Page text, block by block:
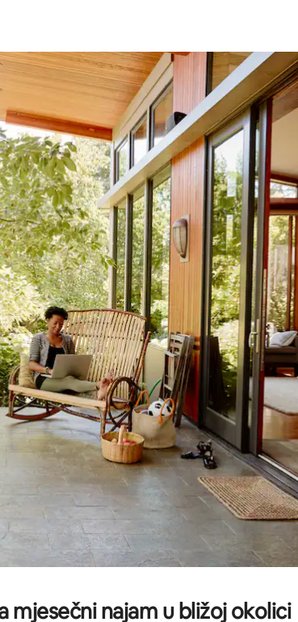
prema gore i prema dolje, kao i dodirom ili
mjesečni najam u bližoj okolici